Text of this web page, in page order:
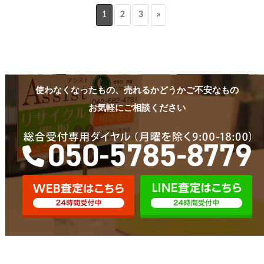
1 2 3 »
使わなくなったもの、売れるかどうかご不安なもの
お気軽にご相談ください